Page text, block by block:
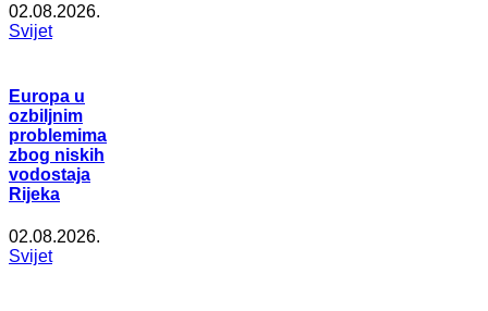
02.08.2026.
Svijet
Europa u
ozbiljnim
problemima
zbog niskih
vodostaja
Rijeka
02.08.2026.
Svijet